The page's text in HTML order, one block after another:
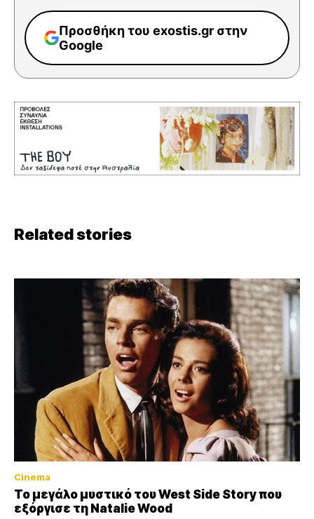
Προσθήκη του exostis.gr στην
Google
Related stories
Cinema
Το μεγάλο μυστικό του West Side Story που
εξόργισε τη Natalie Wood